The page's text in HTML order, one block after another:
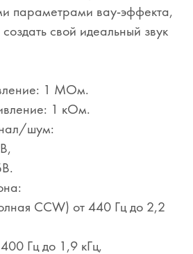
параметрами вау-эффекта,
свой идеальный звук
1 МОм.
1 кОм.
шум:
CCW) от 440 Гц до 2,2
Гц до 1,9 кГц,